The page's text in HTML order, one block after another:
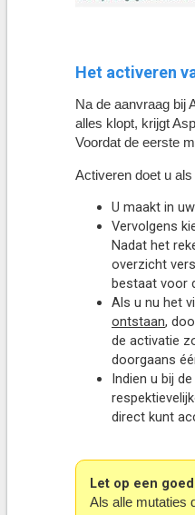
Het activeren
Na de aanvraag bij
alles klopt, krijgt
Voordat de eerste
Activeren doet u als
U maakt in
Vervolgens
Nadat het
overzicht
bestaat voor
Als u nu het
ontstaan,
de activatie
doorgaans
Indien u bij
direct kunt
Let op een
Als alle mutaties